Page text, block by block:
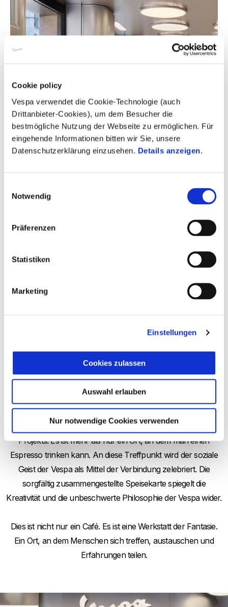
Cookie policy
Vespa verwendet die Cookie-Technologie (auch
Drittanbieter-Cookies), um dem Besucher die
bestmögliche Nutzung der Webseite zu ermöglichen. Für
eingehende Informationen bitten wir Sie, unsere
Datenschutzerklärung einzusehen. Details anzeigen.
Notwendig
Präferenzen
Statistiken
Marketing
Einstellungen
Cookies zulassen
Auswahl erlauben
Nur notwendige Cookies verwenden
Das Vespa cafè
Im Herzen des Stores befindet sich das elegante, einladende
Vespa Café als physischer und symbolischer Kern des
Projekts. Es ist mehr als nur ein Ort, an dem man einen
Espresso trinken kann. An diese Treffpunkt wird der soziale
Geist der Vespa als Mittel der Verbindung zelebriert. Die
sorgfältig zusammengestellte Speisekarte spiegelt die
Kreativität und die unbeschwerte Philosophie der Vespa wider.
Dies ist nicht nur ein Café. Es ist eine Werkstatt der Fantasie.
Ein Ort, an dem Menschen sich treffen, austauschen und
Erfahrungen teilen.